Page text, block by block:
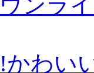
わい